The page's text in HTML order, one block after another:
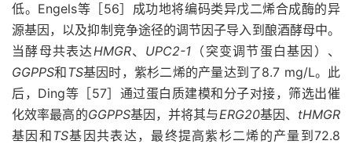
低。Engels等［56］成功地将编码类异戊二烯合成酶的异
源基因，以及抑制竞争途径的调节因子导入到酿酒酵母中。
当酵母共表达HMGR、 UPC2-1 （突变调节蛋白基因）、
GGPPS和TS基因时，紫杉二烯的产量达到了8.7 mg/L。此
后，Ding等［57］通过蛋白质建模和分子对接，筛选出催
化效率最高的GGPPS基因，并将其与ERG20基因、 tHMGR
基因和TS基因共表达，最终提高紫杉二烯的产量到72.8